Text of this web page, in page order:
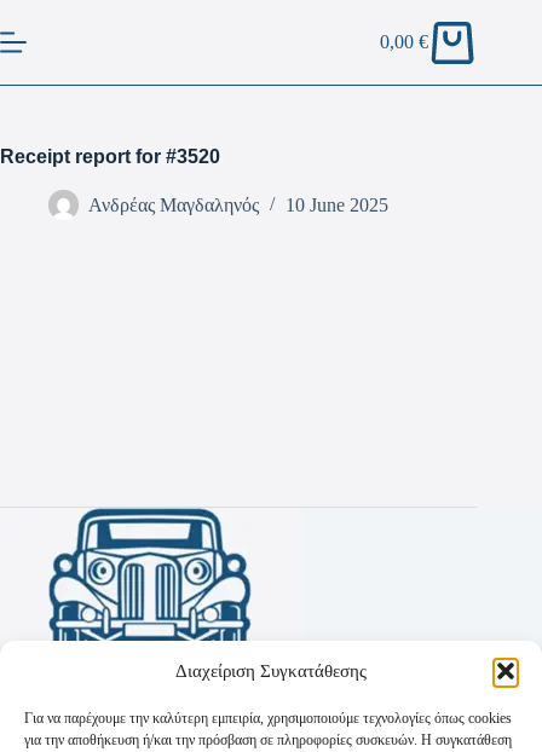
Διαχείριση Συγκατάθεσης
Για να παρέχουμε την καλύτερη εμπειρία, χρησιμοποιούμε τεχνολογίες όπως cookies
για την αποθήκευση ή/και την πρόσβαση σε πληροφορίες συσκευών. Η συγκατάθεση
0,00€
Receipt report for #3520
Ανδρέας Μαγδαληνός 10 June 2025